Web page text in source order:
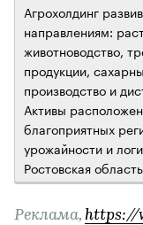
Агрохолдинг
направлениям:
животноводство,
продукции,
производство и
Активы
благоприятных
урожайности и
Ростовская
Реклама, https://